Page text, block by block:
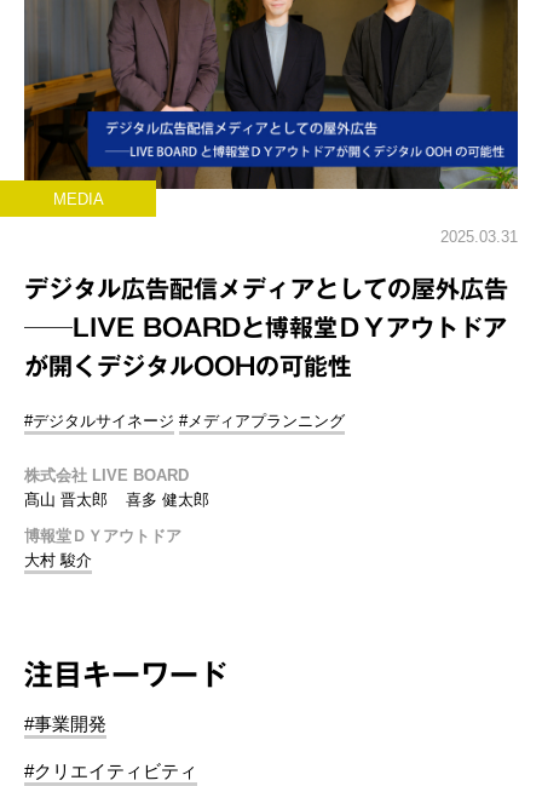
MEDIA
2025.03.31
デジタル広告配信メディアとしての屋外広告
──LIVE BOARDと博報堂ＤＹアウトドア
が開くデジタルOOHの可能性
#デジタルサイネージ #メディアプランニング
株式会社 LIVE BOARD
髙山 晋太郎
喜多 健太郎
博報堂ＤＹアウトドア
大村 駿介
注目キーワード
#事業開発
#クリエイティビティ